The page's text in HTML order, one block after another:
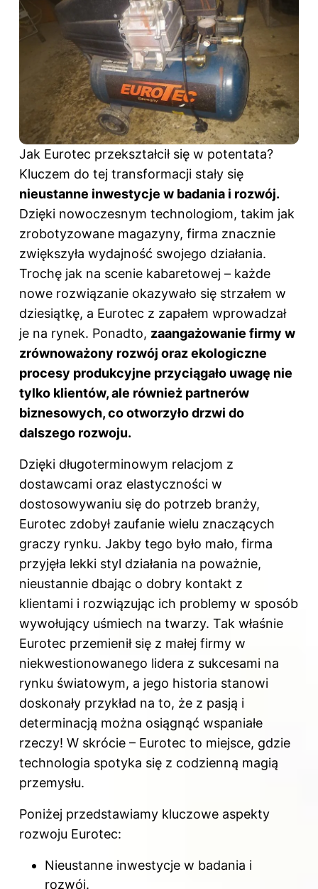
Jak Eurotec przekształcił się w potentata?
Kluczem do tej transformacji stały się
nieustanne inwestycje w badania i rozwój.
Dzięki nowoczesnym technologiom, takim jak
zrobotyzowane magazyny, firma znacznie
zwiększyła wydajność swojego działania.
Trochę jak na scenie kabaretowej – każde
nowe rozwiązanie okazywało się strzałem w
dziesiątkę, a Eurotec z zapałem wprowadzał
je na rynek. Ponadto, zaangażowanie firmy w
zrównoważony rozwój oraz ekologiczne
procesy produkcyjne przyciągało uwagę nie
tylko klientów, ale również partnerów
biznesowych, co otworzyło drzwi do
dalszego rozwoju.
Dzięki długoterminowym relacjom z
dostawcami oraz elastyczności w
dostosowywaniu się do potrzeb branży,
Eurotec zdobył zaufanie wielu znaczących
graczy rynku. Jakby tego było mało, firma
przyjęła lekki styl działania na poważnie,
nieustannie dbając o dobry kontakt z
klientami i rozwiązując ich problemy w sposób
wywołujący uśmiech na twarzy. Tak właśnie
Eurotec przemienił się z małej firmy w
niekwestionowanego lidera z sukcesami na
rynku światowym, a jego historia stanowi
doskonały przykład na to, że z pasją i
determinacją można osiągnąć wspaniałe
rzeczy! W skrócie – Eurotec to miejsce, gdzie
technologia spotyka się z codzienną magią
przemysłu.
Poniżej przedstawiamy kluczowe aspekty
rozwoju Eurotec:
Nieustanne inwestycje w badania i
rozwój.